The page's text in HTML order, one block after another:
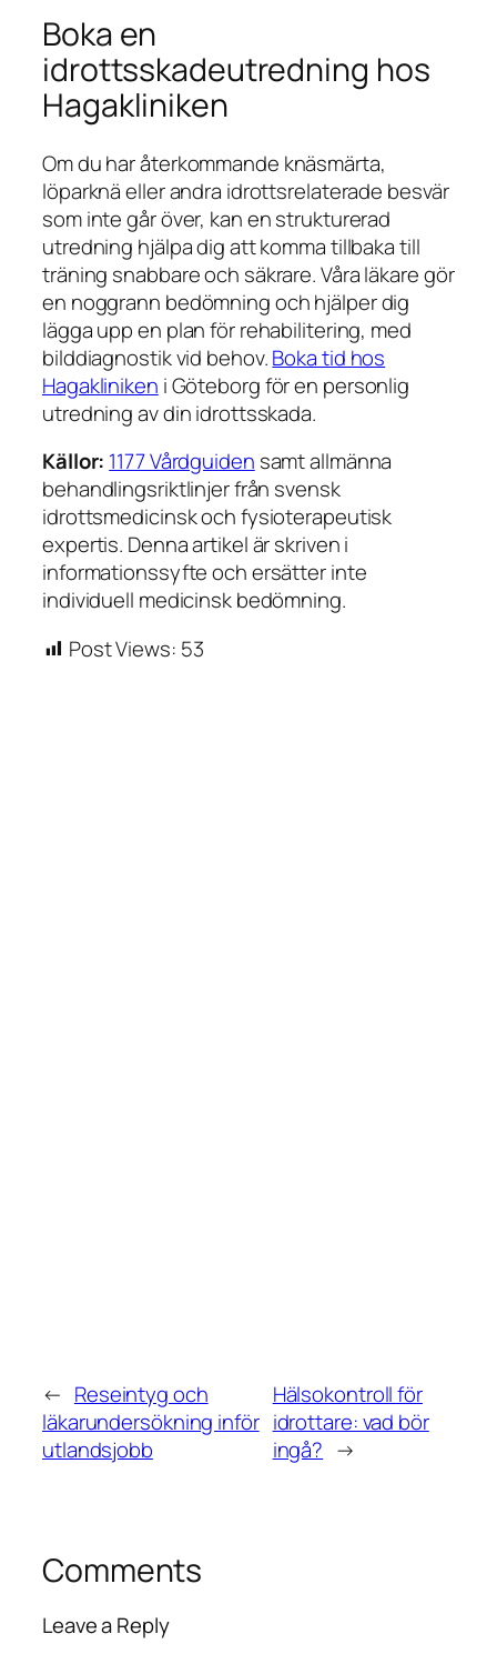
Boka en
idrottsskadeutredning hos
Hagakliniken
Om du har återkommande knäsmärta,
löparknä eller andra idrottsrelaterade besvär
som inte går över, kan en strukturerad
utredning hjälpa dig att komma tillbaka till
träning snabbare och säkrare. Våra läkare gör
en noggrann bedömning och hjälper dig
lägga upp en plan för rehabilitering, med
bilddiagnostik vid behov.Boka tid hos
Hagakliniken i Göteborg för en personlig
utredning av din idrottsskada.
Källor: 1177 Vårdguiden samt allmänna
behandlingsriktlinjer från svensk
idrottsmedicinsk och fysioterapeutisk
expertis. Denna artikel är skriven i
informationssyfte och ersätter inte
individuell medicinsk bedömning.
Post Views: 53
← Reseintyg och
läkarundersökning inför
utlandsjobb
Hälsokontroll för
idrottare: vad bör
ingå? →
Comments
Leave a Reply